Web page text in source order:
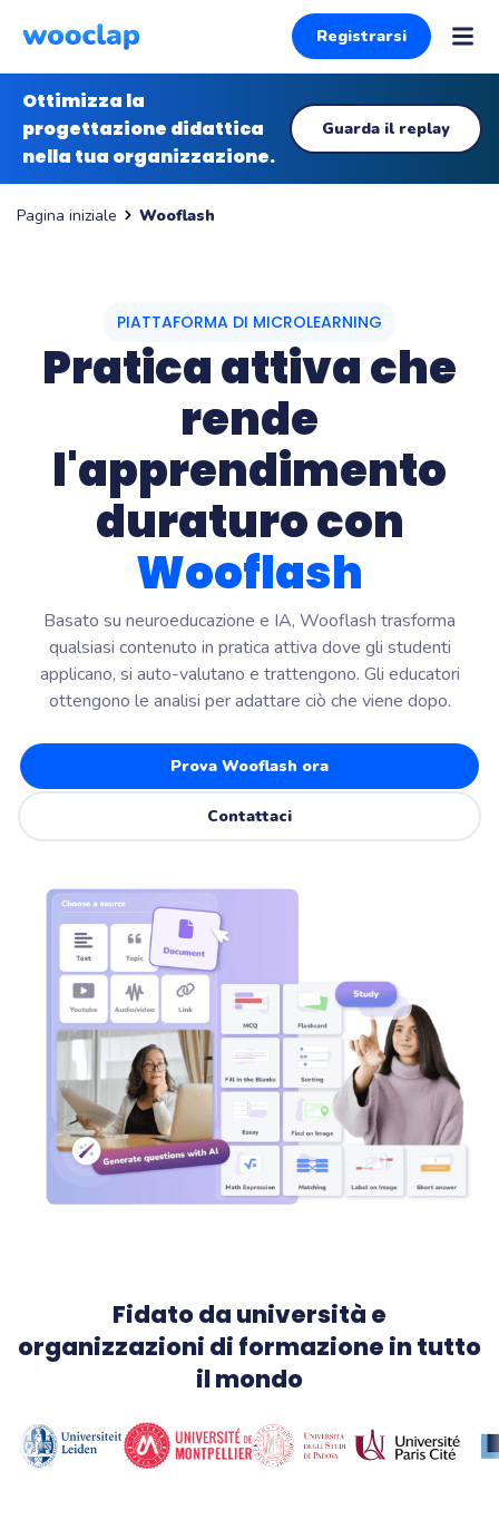
Registrarsi
Ottimizza la
progettazione didattica
nella tua organizzazione.
Guarda il replay
Pagina iniziale Wooflash
PIATTAFORMA DI MICROLEARNING
Pratica attiva che
rende
l'apprendimento
duraturo con
Wooflash
Basato su neuroeducazione e IA, Wooflash trasforma
qualsiasi contenuto in pratica attiva dove gli studenti
applicano, si auto-valutano e trattengono. Gli educatori
ottengono le analisi per adattare ciò che viene dopo.
Prova Wooflash ora
Contattaci
Fidato da università e
organizzazioni di formazione in tutto
il mondo